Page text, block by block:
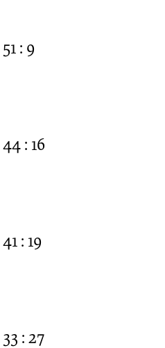
51 : 9
44 : 16
41 : 19
33 : 27